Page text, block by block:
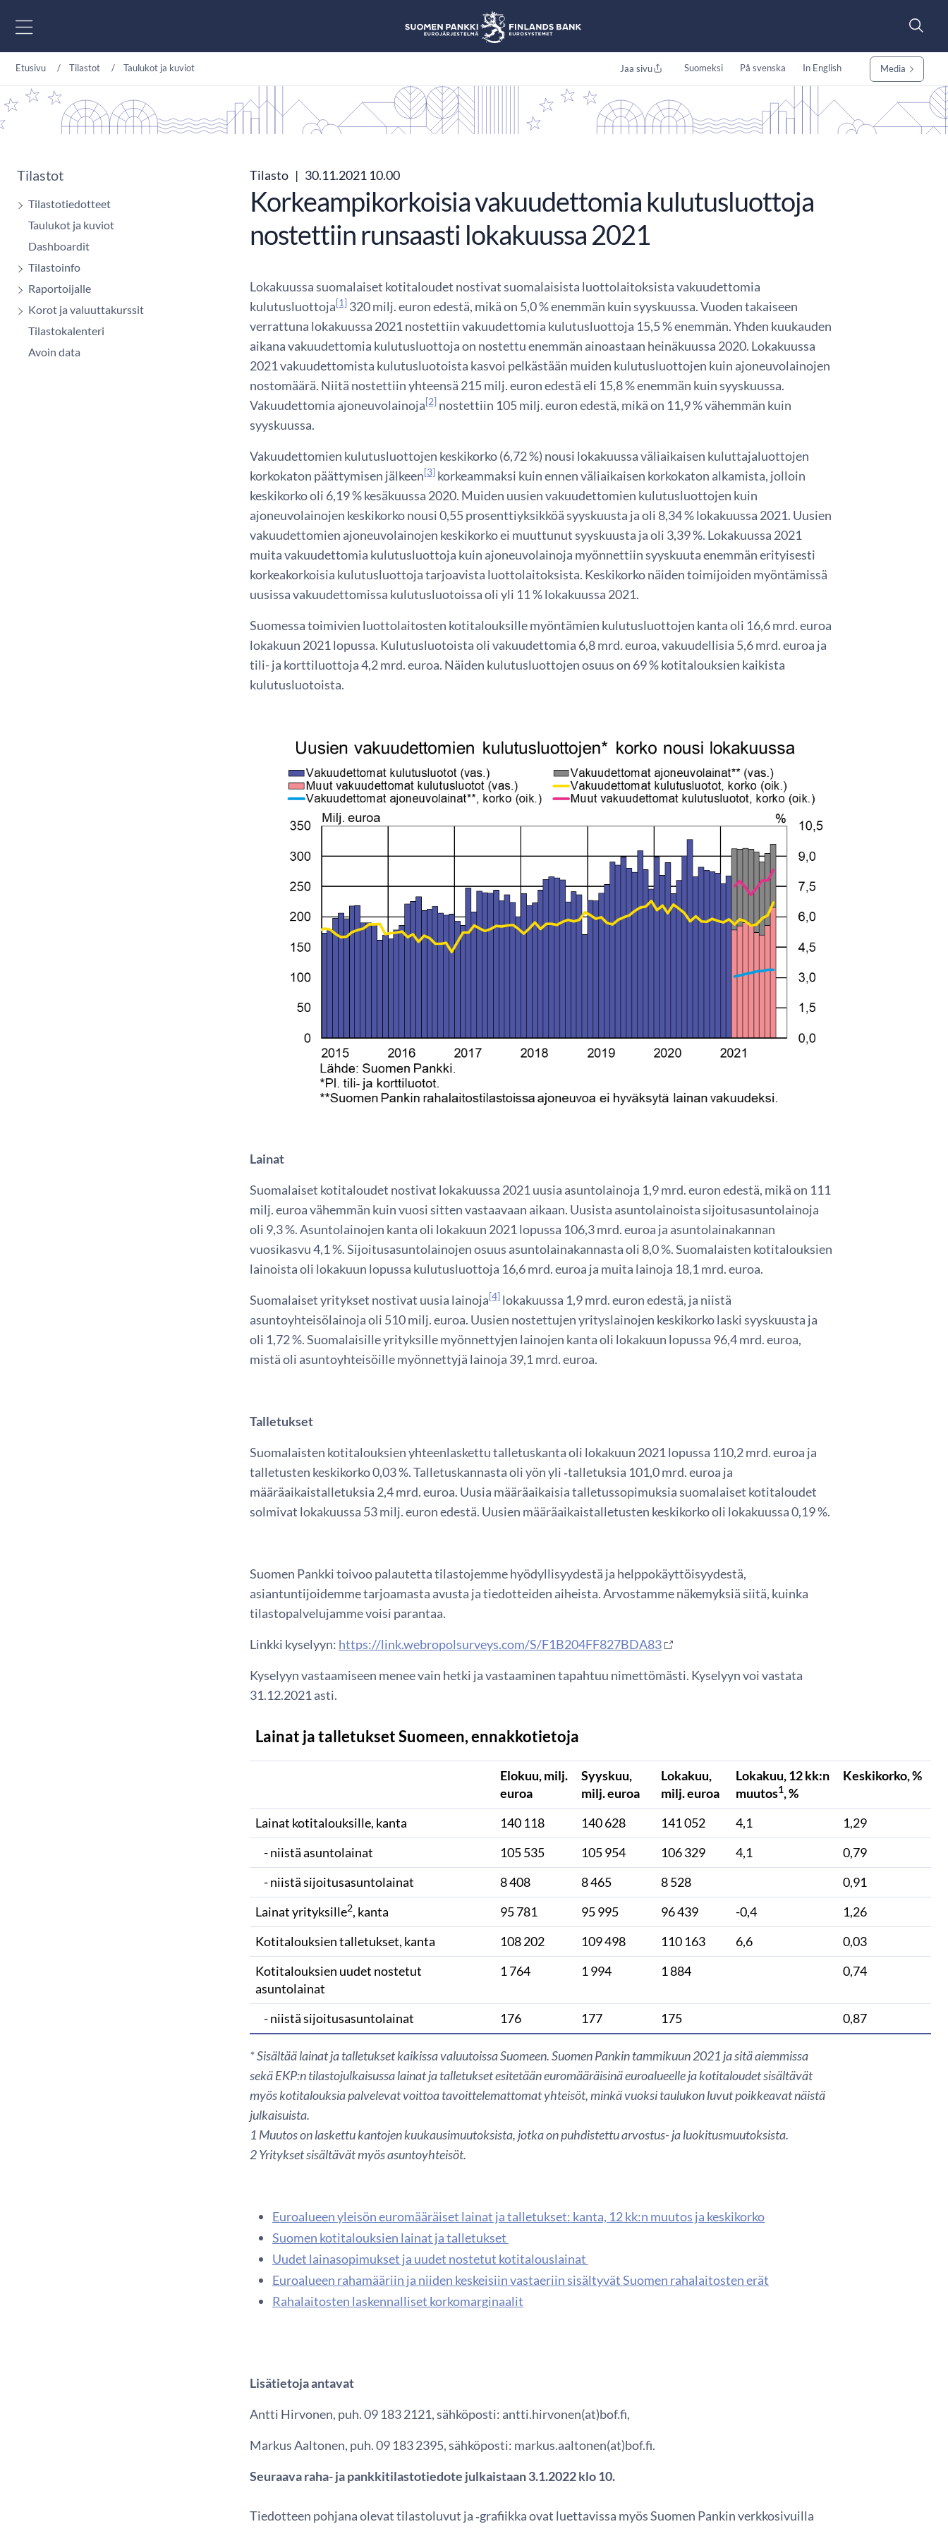
Etusivu Tilastot Taulukot ja kuviot Jaa sivu Suomeksi På svenska In English Media
Tilastot
Tilastotiedotteet
Taulukot ja kuviot
Dashboardit
Tilastoinfo
Raportoijalle
Korot ja valuuttakurssit
Tilastokalenteri
Avoin data
Tilasto | 30.11.2021 10.00
Korkeampikorkoisia vakuudettomia kulutusluottoja
nostettiin runsaasti lokakuussa 2021
Lokakuussa suomalaiset kotitaloudet nostivat suomalaisista luottolaitoksista vakuudettomia
kulutusluottoja[1] 320 milj. euron edestä, mikä on 5,0 % enemmän kuin syyskuussa. Vuoden takaiseen
verrattuna lokakuussa 2021 nostettiin vakuudettomia kulutusluottoja 15,5 % enemmän. Yhden kuukauden
aikana vakuudettomia kulutusluottoja on nostettu enemmän ainoastaan heinäkuussa 2020. Lokakuussa
2021 vakuudettomista kulutusluotoista kasvoi pelkästään muiden kulutusluottojen kuin ajoneuvolainojen
nostomäärä. Niitä nostettiin yhteensä 215 milj. euron edestä eli 15,8 % enemmän kuin syyskuussa.
Vakuudettomia ajoneuvolainoja[2] nostettiin 105 milj. euron edestä, mikä on 11,9 % vähemmän kuin
syyskuussa.
Vakuudettomien kulutusluottojen keskikorko (6,72 %) nousi lokakuussa väliaikaisen kuluttajaluottojen
korkokaton päättymisen jälkeen[3] korkeammaksi kuin ennen väliaikaisen korkokaton alkamista, jolloin
keskikorko oli 6,19 % kesäkuussa 2020. Muiden uusien vakuudettomien kulutusluottojen kuin
ajoneuvolainojen keskikorko nousi 0,55 prosenttiyksikköä syyskuusta ja oli 8,34 % lokakuussa 2021. Uusien
vakuudettomien ajoneuvolainojen keskikorko ei muuttunut syyskuusta ja oli 3,39 %. Lokakuussa 2021
muita vakuudettomia kulutusluottoja kuin ajoneuvolainoja myönnettiin syyskuuta enemmän erityisesti
korkeakorkoisia kulutusluottoja tarjoavista luottolaitoksista. Keskikorko näiden toimijoiden myöntämissä
uusissa vakuudettomissa kulutusluotoissa oli yli 11 % lokakuussa 2021.
Suomessa toimivien luottolaitosten kotitalouksille myöntämien kulutusluottojen kanta oli 16,6 mrd. euroa
lokakuun 2021 lopussa. Kulutusluotoista oli vakuudettomia 6,8 mrd. euroa, vakuudellisia 5,6 mrd. euroa ja
tili- ja korttiluottoja 4,2 mrd. euroa. Näiden kulutusluottojen osuus on 69 % kotitalouksien kaikista
kulutusluotoista.
Lainat
Suomalaiset kotitaloudet nostivat lokakuussa 2021 uusia asuntolainoja 1,9 mrd. euron edestä, mikä on 111
milj. euroa vähemmän kuin vuosi sitten vastaavaan aikaan. Uusista asuntolainoista sijoitusasuntolainoja
oli 9,3 %. Asuntolainojen kanta oli lokakuun 2021 lopussa 106,3 mrd. euroa ja asuntolainakannan
vuosikasvu 4,1 %. Sijoitusasuntolainojen osuus asuntolainakannasta oli 8,0 %. Suomalaisten kotitalouksien
lainoista oli lokakuun lopussa kulutusluottoja 16,6 mrd. euroa ja muita lainoja 18,1 mrd. euroa.
Suomalaiset yritykset nostivat uusia lainoja[4] lokakuussa 1,9 mrd. euron edestä, ja niistä
asuntoyhteisölainoja oli 510 milj. euroa. Uusien nostettujen yrityslainojen keskikorko laski syyskuusta ja
oli 1,72 %. Suomalaisille yrityksille myönnettyjen lainojen kanta oli lokakuun lopussa 96,4 mrd. euroa,
mistä oli asuntoyhteisöille myönnettyjä lainoja 39,1 mrd. euroa.
Talletukset
Suomalaisten kotitalouksien yhteenlaskettu talletuskanta oli lokakuun 2021 lopussa 110,2 mrd. euroa ja
talletusten keskikorko 0,03 %. Talletuskannasta oli yön yli ‑talletuksia 101,0 mrd. euroa ja
määräaikaistalletuksia 2,4 mrd. euroa. Uusia määräaikaisia talletussopimuksia suomalaiset kotitaloudet
solmivat lokakuussa 53 milj. euron edestä. Uusien määräaikaistalletusten keskikorko oli lokakuussa 0,19 %.
Suomen Pankki toivoo palautetta tilastojemme hyödyllisyydestä ja helppokäyttöisyydestä,
asiantuntijoidemme tarjoamasta avusta ja tiedotteiden aiheista. Arvostamme näkemyksiä siitä, kuinka
tilastopalvelujamme voisi parantaa.
Linkki kyselyyn: https://link.webropolsurveys.com/S/F1B204FF827BDA83
Kyselyyn vastaamiseen menee vain hetki ja vastaaminen tapahtuu nimettömästi. Kyselyyn voi vastata
31.12.2021 asti.
Lainat ja talletukset Suomeen, ennakkotietoja
Elokuu, milj.
euroa
Syyskuu,
milj. euroa
Lokakuu,
milj. euroa
Lokakuu, 12 kk:n
muutos1, %
Keskikorko, %
Lainat kotitalouksille, kanta 140 118 140 628 141 052 4,1
1,29
- niistä asuntolainat
105 535 105 954 106 329 4,1
0,79
- niistä sijoitusasuntolainat
8 408 8 465 8 528
0,91
Lainat yrityksille2, kanta 95 781 95 995 96 439 -0,4
1,26
Kotitalouksien talletukset, kanta
108 202 109 498 110 163 6,6
0,03
Kotitalouksien uudet nostetut
asuntolainat
1 764 1 994 1 884 0,74
- niistä sijoitusasuntolainat 176 177 175 0,87
* Sisältää lainat ja talletukset kaikissa valuutoissa Suomeen. Suomen Pankin tammikuun 2021 ja sitä aiemmissa
sekä EKP:n tilastojulkaisussa lainat ja talletukset esitetään euromääräisinä euroalueelle ja kotitaloudet sisältävät
myös kotitalouksia palvelevat voittoa tavoittelemattomat yhteisöt, minkä vuoksi taulukon luvut poikkeavat näistä
julkaisuista.
1 Muutos on laskettu kantojen kuukausimuutoksista, jotka on puhdistettu arvostus- ja luokitusmuutoksista.
2 Yritykset sisältävät myös asuntoyhteisöt.
Euroalueen yleisön euromääräiset lainat ja talletukset: kanta, 12 kk:n muutos ja keskikorko
Suomen kotitalouksien lainat ja talletukset
Uudet lainasopimukset ja uudet nostetut kotitalouslainat
Euroalueen rahamääriin ja niiden keskeisiin vastaeriin sisältyvät Suomen rahalaitosten erät
Rahalaitosten laskennalliset korkomarginaalit
Lisätietoja antavat
Antti Hirvonen, puh. 09 183 2121, sähköposti: antti.hirvonen(at)bof.fi,
Markus Aaltonen, puh. 09 183 2395, sähköposti: markus.aaltonen(at)bof.fi.
Seuraava raha- ja pankkitilastotiedote julkaistaan 3.1.2022 klo 10.
Tiedotteen pohjana olevat tilastoluvut ja ‑grafiikka ovat luettavissa myös Suomen Pankin verkkosivuilla